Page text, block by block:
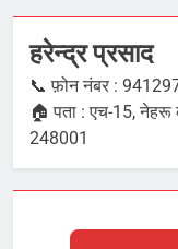
हरेन्द्र प्रसाद
📞 फ़ोन नंबर :
🏠 पता : एच-15, नेहरू
248001